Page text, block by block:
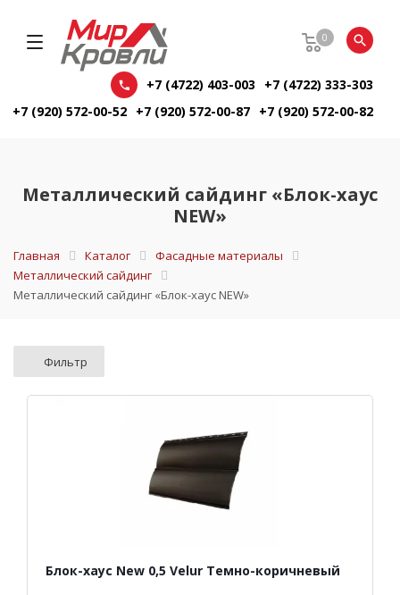
0
+7 (4722) 403-003
+7 (4722) 333-303
+7 (920) 572-00-52 +7 (920) 572-00-87 +7 (920) 572-00-82
Металлический сайдинг «Блок-хаус
NEW»
Главная Каталог
Фасадные материалы
Металлический сайдинг
Металлический сайдинг «Блок-хаус NEW»
Фильтр
Блок-хаус New 0,5 Velur Темно-коричневый